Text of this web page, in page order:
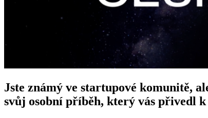
Jste známý ve startupové komunitě,
svůj osobní příběh, který vás přivedl